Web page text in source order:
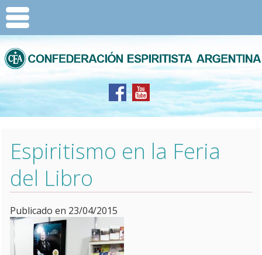
Espiritismo en la Feria
del Libro
Publicado en 23/04/2015